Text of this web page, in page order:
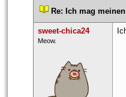
Re: Ich mag
weet-chica24
​Meow.